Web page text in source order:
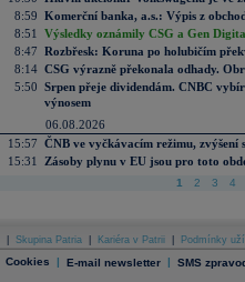
8:59 Komerční banka, a.s.: Výpis z
8:51
Výsledky oznámily CSG a Gen
8:47 Rozbřesk: Koruna po holubičím
8:14 CSG výrazně překonala odhady.
5:50 Srpen přeje dividendám. CNBC
výnosem
06.08.2026
15:57 ČNB ve vyčkávacím režimu, zvýšení
15:31
Zásoby plynu v EU jsou pro toto
1 2 3 4
Skupina Patria Kariéra v Patrii Podmínky
Cookies | E-mail newsletter | SMS